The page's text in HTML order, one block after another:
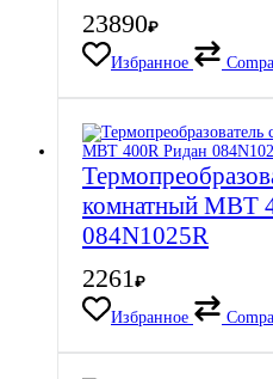
23890₽
Избранное
комнатный MBT
084N1025R
2261₽
Избранное